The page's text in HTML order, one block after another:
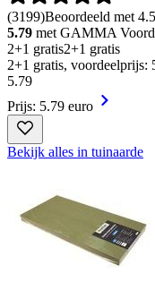
(3199)Beoordeeld met
5.79 met GAMMA
2+1 gratis2+1 gratis
2+1 gratis,
5.79
Prijs: 5.79 euro
Bekijk alles in tuinaarde